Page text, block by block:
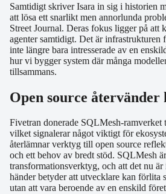
Samtidigt skriver Isara in sig i historien
att lösa ett snarlikt men annorlunda
Street Journal. Deras fokus ligger på att
agenter samtidigt. Det är
inte längre bara intresserade av en
hur vi bygger system där många
tillsammans.
Open source återvänder
Fivetran donerade SQLMesh-
vilket signalerar något viktigt för
återlämnar verktyg till open source
och ett behov av bredt stöd. SQLMesh
transformationsverktyg, och att det nu
händer betyder att utvecklare kan förlita
utan att vara beroende av en enskild